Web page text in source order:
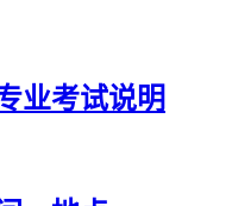
业考试说明